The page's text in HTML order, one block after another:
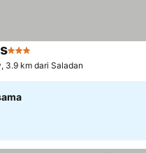
3 Bintang
3.9 km dari Saladan